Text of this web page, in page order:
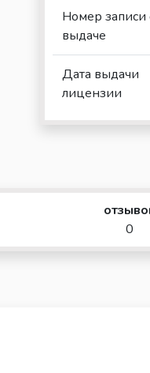
Номер записи
выдаче
Дата выдачи
лицензии
0